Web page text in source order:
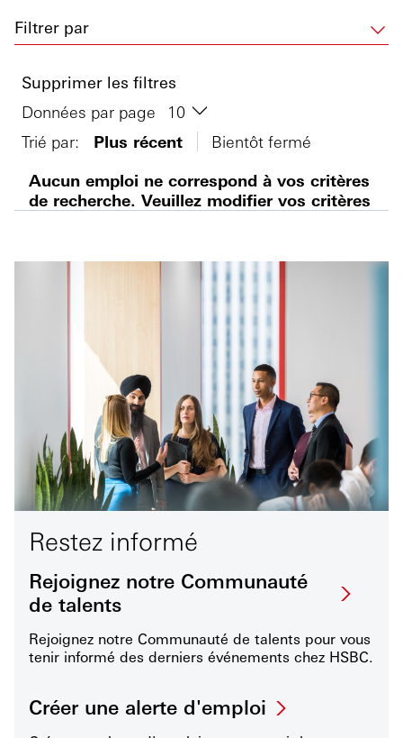
Filtrer par
Supprimer les filtres
Données par page
Trié par:
Plus récent
Bientôt fermé
Aucun emploi ne correspond à vos critères
de recherche. Veuillez modifier vos critères
Restez informé
Rejoignez notre Communauté
de talents
Rejoignez notre Communauté de talents pour vous
tenir informé des derniers événements chez HSBC.
Créer une alerte d'emploi